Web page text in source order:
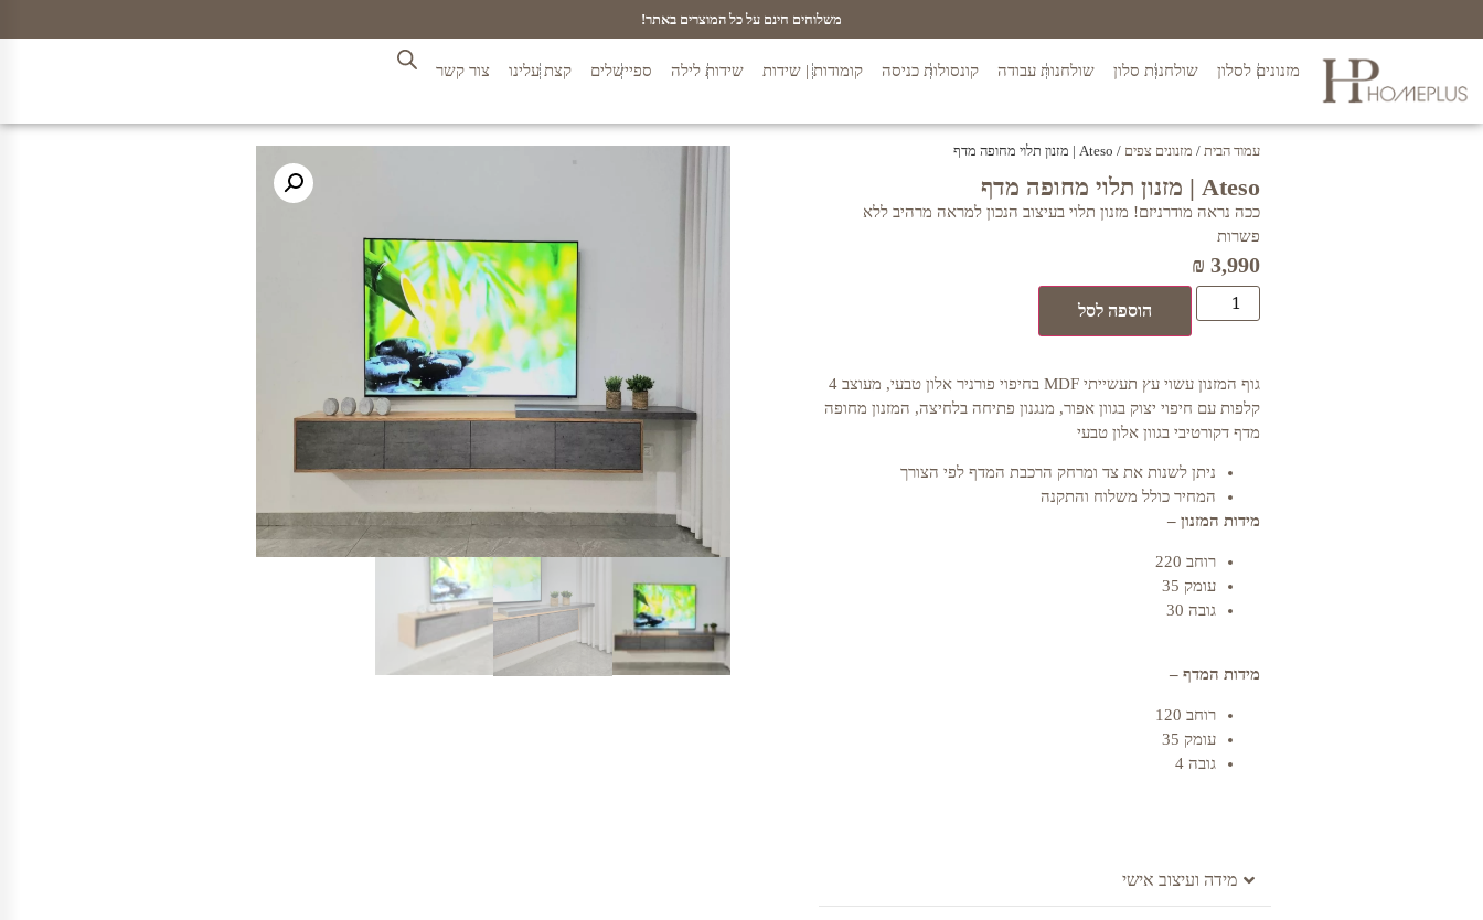
משלוחים חינם על כל המוצרים באתר!
מזנונים לסלון שולחנות סלון שולחנות עבודה קונסולות כניסה קומודות | שידות שידות לילה ספיישלים קצת עלינו צור קשר
עמוד הבית / מזנונים צפים / Ateso | מזנון תלוי מחופה מדף
Ateso | מזנון תלוי מחופה מדף
ככה נראה מודרניזם! מזנון תלוי בעיצוב הנכון למראה מרהיב ללא
פשרות
₪ 3,990
הוספה לסל
גוף המזנון עשוי עץ תעשייתי MDF בחיפוי פורניר אלון טבעי, מעוצב 4
קלפות עם חיפוי יצוק בגוון אפור, מנגנון פתיחה בלחיצה, המזנון מחופה
מדף דקורטיבי בגוון אלון טבעי
ניתן לשנות את צד ומרחק הרכבת המדף לפי הצורך
המחיר כולל משלוח והתקנה
מידות המזנון –
רוחב 220
עומק 35
גובה 30
מידות המדף –
רוחב 120
עומק 35
גובה 4
מידה ועיצוב אישי